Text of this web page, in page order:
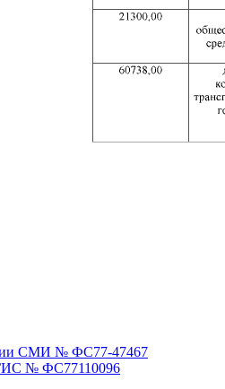
СМИ № ФС77-47467
№ ФС77110096